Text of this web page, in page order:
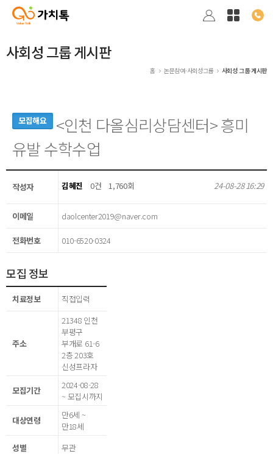
사회성 그룹 게시판
홈 논문참여·사회성그룹 사회성 그룹 게시판
모집해요
<인천 다올심리상담센터> 흥미
유발 수학수업
작성자 김혜진 0건 1,760회 24-08-28 16:29
이메일 daolcenter2019@naver.com
전화번호 010-6520-0324
모집 정보
치료정보 직접입력
주소
21348 인천
부평구
부개로 61-6
2층 203호
신성프라자
모집기간
2024-08-28
~ 모집시까지
대상연령
만6세 ~
만18세
성별
무관